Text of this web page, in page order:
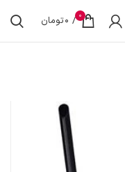
0
/
0تومان